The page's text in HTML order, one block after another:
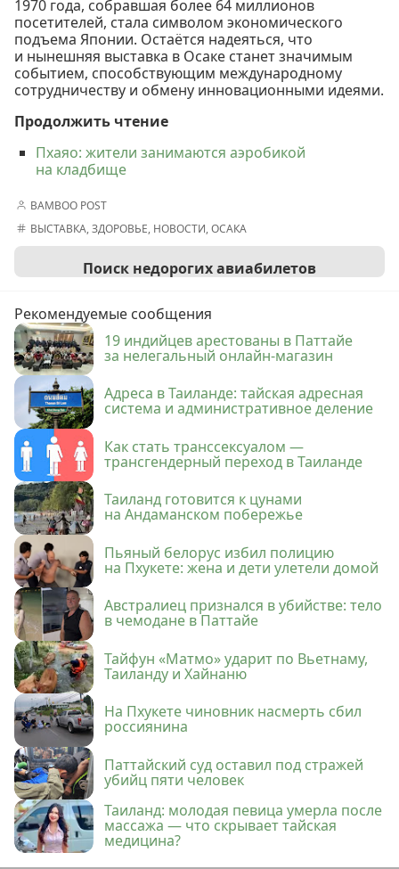
1970 года, собравшая более 64 миллионов
посетителей, стала символом экономического
подъема Японии. Остаётся надеяться, что
и нынешняя выставка в Осаке станет значимым
событием, способствующим международному
сотрудничеству и обмену инновационными идеями.
Продолжить чтение
Пхаяо: жители занимаются аэробикой
на кладбище
BAMBOO POST
ВЫСТАВКА,ЗДОРОВЬЕ, НОВОСТИ,ОСАКА
Поиск недорогих авиабилетов
Рекомендуемые сообщения
19 индийцев арестованы в Паттайе
за нелегальный онлайн-магазин
Адреса в Таиланде: тайская адресная
система и административное деление
Как стать транссексуалом —
трансгендерный переход в Таиланде
Таиланд готовится к цунами
на Андаманском побережье
Пьяный белорус избил полицию
на Пхукете: жена и дети улетели домой
Австралиец признался в убийстве: тело
в чемодане в Паттайе
Тайфун «Матмо» ударит по Вьетнаму,
Таиланду и Хайнаню
На Пхукете чиновник насмерть сбил
россиянина
Паттайский суд оставил под стражей
убийц пяти человек
Таиланд: молодая певица умерла после
массажа — что скрывает тайская
медицина?